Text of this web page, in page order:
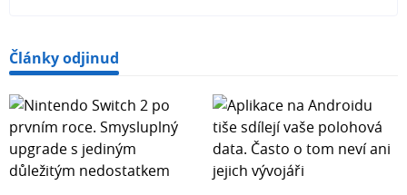
Články odjinud